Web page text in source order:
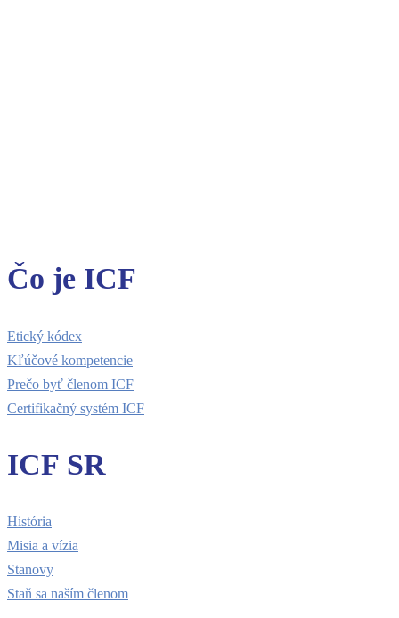
Čo je ICF
Etický kódex
Kľúčové kompetencie
Prečo byť členom ICF
Certifikačný systém ICF
ICF SR
História
Misia a vízia
Stanovy
Staň sa naším členom